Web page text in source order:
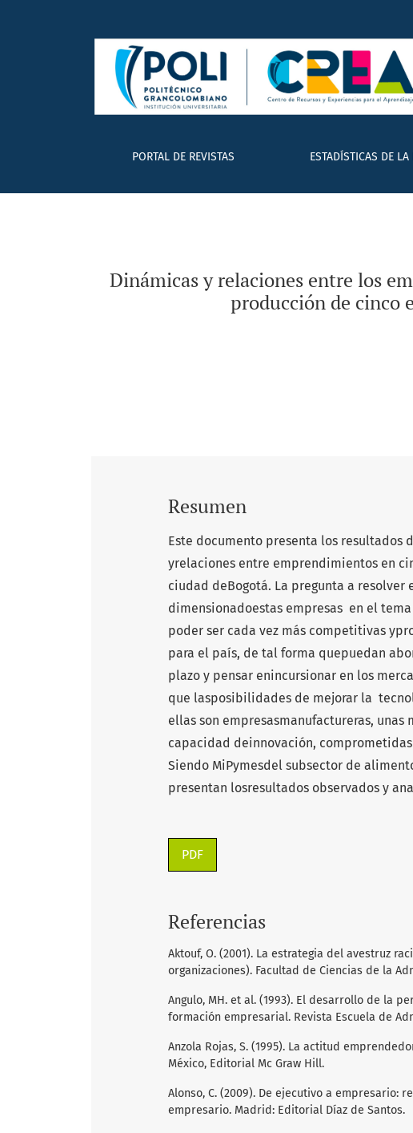
Dinámicas y relaciones entre los emprendimientos,
PORTAL DE REVISTAS ESTADÍSTICAS DE LA
Dinámicas y relaciones entre los
producción de cinco
Resumen
Este documento presenta los
yrelaciones entre emprendimientos en
ciudad deBogotá. La pregunta a resolver
dimensionadoestas empresas en el
poder ser cada vez más competitivas
para el país, de tal forma quepuedan
plazo y pensar enincursionar en los
que lasposibilidades de mejorar la
ellas son empresasmanufactureras, unas
capacidad deinnovación,
Siendo MiPymesdel subsector de
presentan losresultados observados y
PDF
Referencias
Aktouf, O. (2001). La estrategia del avestruz
organizaciones). Facultad de Ciencias de la
Angulo, MH. et al. (1993). El desarrollo de la
formación empresarial. Revista Escuela de
Anzola Rojas, S. (1995). La actitud
México, Editorial Mc Graw Hill.
Alonso, C. (2009). De ejecutivo a empresario:
empresario. Madrid: Editorial Díaz de Santos.